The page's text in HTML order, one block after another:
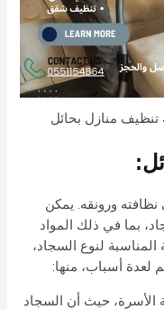
منازل بحائل
ورونقه. يمكن
بما في ذلك المواد
المناسبة لنوع السجاد،
لعدة أسباب، منها:
حيث أن السجاد